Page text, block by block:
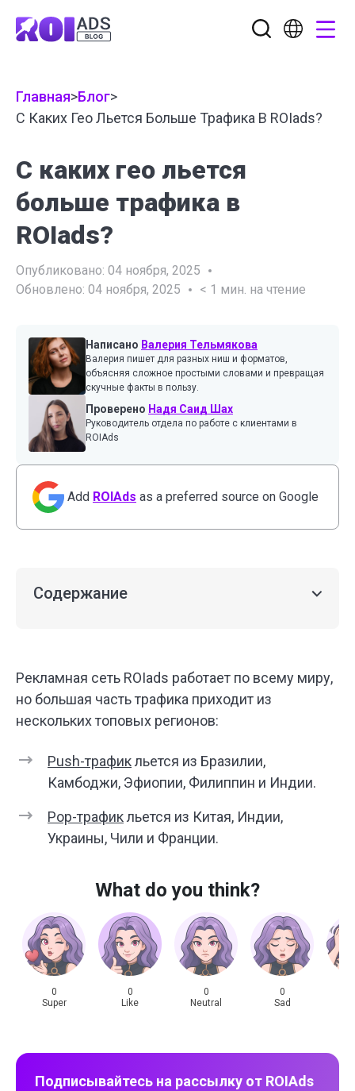
Главная>Блог>
С Каких Гео Льется Больше Трафика В ROIads?
С каких гео льется
больше трафика в
ROIads?
Опубликовано: 04 ноября, 2025
Обновлено: 04 ноября, 2025 < 1 мин. на чтение
Написано Валерия Тельмякова
Валерия пишет для разных ниш и форматов,
объясняя сложное простыми словами и превращая
скучные факты в пользу.
Проверено Надя Саид Шах
Руководитель отдела по работе с клиентами в
ROIAds
Add ROIAds as a preferred source on Google
Содержание
Рекламная сеть ROIads работает по всему миру,
но большая часть трафика приходит из
нескольких топовых регионов:
Push-трафикльется из Бразилии,
Камбоджи, Эфиопии, Филиппин и Индии.
Pop-трафикльется из Китая, Индии,
Украины, Чили и Франции.
What do you think?
0
Super
0
Like
0
Neutral
0
Sad
Подписывайтесь на рассылку от ROIAds